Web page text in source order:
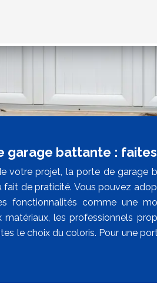
battante : faites
votre projet, la porte de garage
de praticité. Vous pouvez
fonctionnalités comme une
les professionnels
le choix du coloris. Pour une